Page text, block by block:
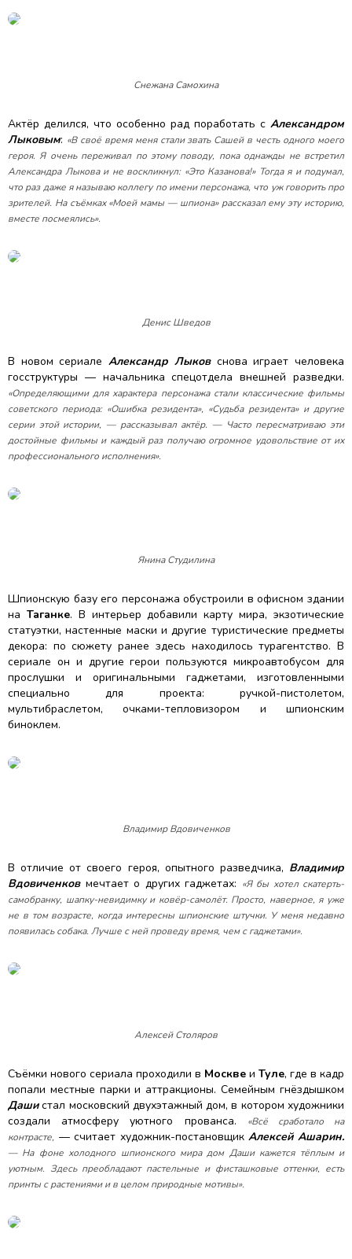
Снежана Самохина
Актёр делился, что особенно рад поработать с Александром
Лыковым: «В своё время меня стали звать Сашей в честь одного моего
героя. Я очень переживал по этому поводу, пока однажды не встретил
Александра Лыкова и не воскликнул: «Это Казанова!» Тогда я и подумал,
что раз даже я называю коллегу по имени персонажа, что уж говорить про
зрителей. На съёмках «Моей мамы — шпиона» рассказал ему эту историю,
вместе посмеялись».
Денис Шведов
В новом сериалеАлександр Лыковснова играет человека
госструктуры — начальника спецотдела внешней разведки.
«Определяющими для характера персонажа стали классические фильмы
советского периода: «Ошибка резидента», «Судьба резидента» и другие
серии этой истории, — рассказывал актёр. — Часто пересматриваю эти
достойные фильмы и каждый раз получаю огромное удовольствие от их
профессионального исполнения».
Янина Студилина
Шпионскую базу его персонажа обустроили в офисном здании
на Таганке. В интерьер добавили карту мира, экзотические
статуэтки, настенные маски и другие туристические предметы
декора: по сюжету ранее здесь находилось турагентство. В
сериале он и другие герои пользуются микроавтобусом для
прослушки и оригинальными гаджетами, изготовленными
специально для проекта: ручкой-пистолетом,
мультибраслетом, очками-тепловизором и шпионским
биноклем.
Владимир Вдовиченков
В отличие от своего героя, опытного разведчика, Владимир
Вдовиченковмечтает о других гаджетах: «Я бы хотел скатерть-
самобранку, шапку-невидимку и ковёр-самолёт. Просто, наверное, я уже
не в том возрасте, когда интересны шпионские штучки. У меня недавно
появилась собака. Лучше с ней проведу время, чем с гаджетами».
Алексей Столяров
Съёмки нового сериала проходили в Москве и Туле, где в кадр
попали местные парки и аттракционы. Семейным гнёздышком
Дашистал московский двухэтажный дом, в котором художники
создали атмосферу уютного прованса.
«Всё сработало на
контрасте, — считает художник-постановщикАлексей Ашарин.
— На фоне холодного шпионского мира дом Даши кажется тёплым и
уютным. Здесь преобладают пастельные и фисташковые оттенки, есть
принты с растениями и в целом природные мотивы».